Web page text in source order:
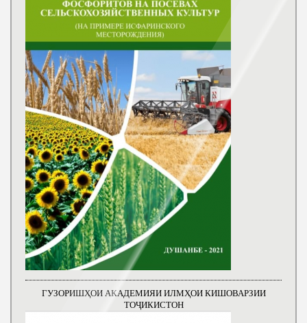
ГУЗОРИШҲОИ АКАДЕМИЯИ ИЛМҲОИ КИШОВАРЗИИ
ТОҶИКИСТОН